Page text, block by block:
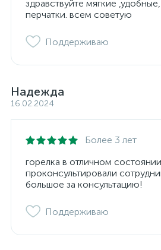
здравствуйте мягкие
перчатки. всем советую
Поддерживаю
Надежда
16.02.2024
Более 3 лет
горелка в отличном
проконсультировали
большое за консультацию!
Поддерживаю